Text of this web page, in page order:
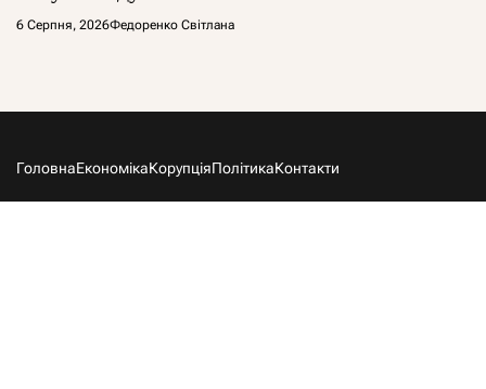
6 Серпня, 2026Федоренко Світлана
ГоловнаЕкономікаКорупціяПолітикаКонтакти